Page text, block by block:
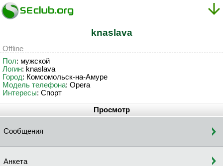
knaslava
Offline
Пол: мужской
Логин: knaslava
Город: Комсомольск-на-Амуре
Модель телефона: Opera
Интересы: Спорт
Просмотр
Сообщения
Анкета